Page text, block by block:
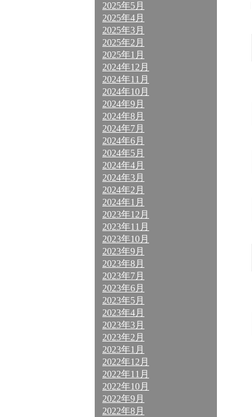
2025年5月
2025年4月
2025年3月
2025年2月
2025年1月
2024年12月
2024年11月
2024年10月
2024年9月
2024年8月
2024年7月
2024年6月
2024年5月
2024年4月
2024年3月
2024年2月
2024年1月
2023年12月
2023年11月
2023年10月
2023年9月
2023年8月
2023年7月
2023年6月
2023年5月
2023年4月
2023年3月
2023年2月
2023年1月
2022年12月
2022年11月
2022年10月
2022年9月
2022年8月